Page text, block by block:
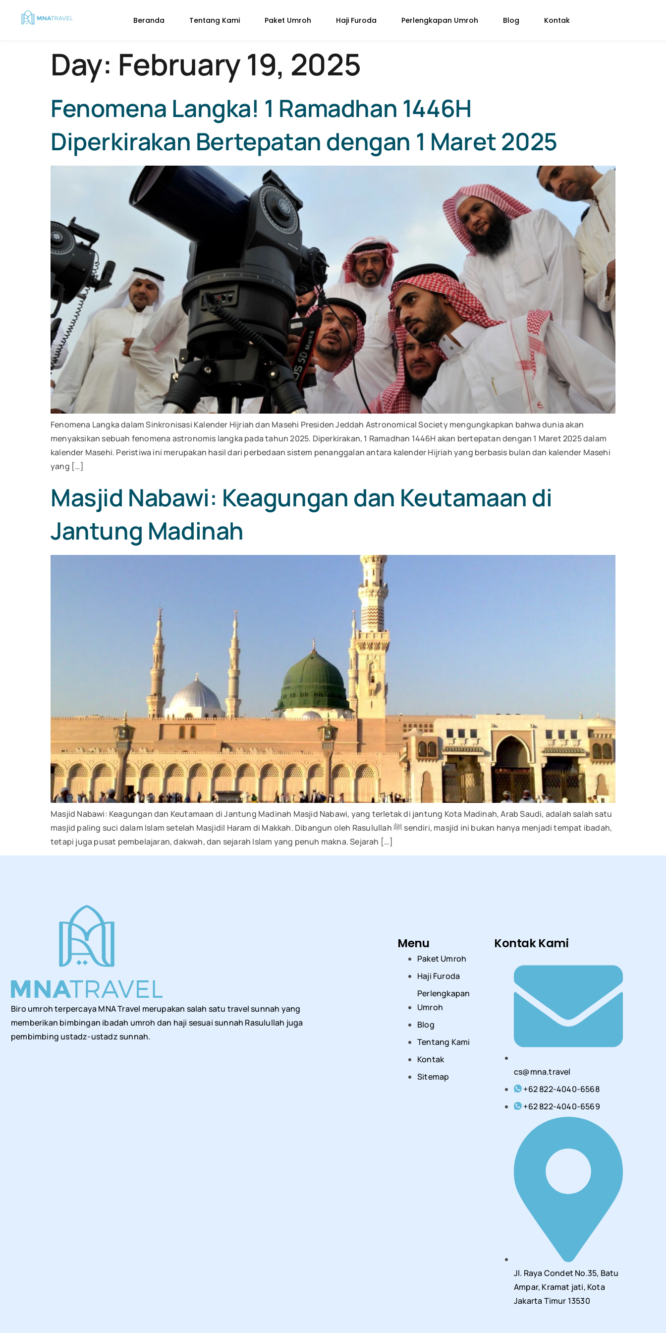
Beranda Tentang Kami Paket Umroh Haji Furoda Perlengkapan Umroh Blog Kontak
Day: February 19, 2025
Fenomena Langka! 1 Ramadhan 1446H
Diperkirakan Bertepatan dengan 1 Maret 2025
Fenomena Langka dalam Sinkronisasi Kalender Hijriah dan Masehi Presiden Jeddah Astronomical Society mengungkapkan bahwa dunia akan
menyaksikan sebuah fenomena astronomis langka pada tahun 2025. Diperkirakan, 1 Ramadhan 1446H akan bertepatan dengan 1 Maret 2025 dalam
kalender Masehi. Peristiwa ini merupakan hasil dari perbedaan sistem penanggalan antara kalender Hijriah yang berbasis bulan dan kalender Masehi
yang […]
Masjid Nabawi: Keagungan dan Keutamaan di
Jantung Madinah
Masjid Nabawi: Keagungan dan Keutamaan di Jantung Madinah Masjid Nabawi, yang terletak di jantung Kota Madinah, Arab Saudi, adalah salah satu
masjid paling suci dalam Islam setelah Masjidil Haram di Makkah. Dibangun oleh Rasulullah ﷺ sendiri, masjid ini bukan hanya menjadi tempat ibadah,
tetapi juga pusat pembelajaran, dakwah, dan sejarah Islam yang penuh makna. Sejarah […]
Biro umroh terpercaya MNA Travel merupakan salah satu travel sunnah yang
memberikan bimbingan ibadah umroh dan haji sesuai sunnah Rasulullah juga
pembimbing ustadz-ustadz sunnah.
Menu
Paket Umroh
Haji Furoda
Perlengkapan
Umroh
Blog
Tentang Kami
Kontak
Sitemap
Kontak Kami
cs@mna.travel
+62 822-4040-6568
+62 822-4040-6569
Jl. Raya Condet No.35, Batu
Ampar, Kramat jati, Kota
Jakarta Timur 13530